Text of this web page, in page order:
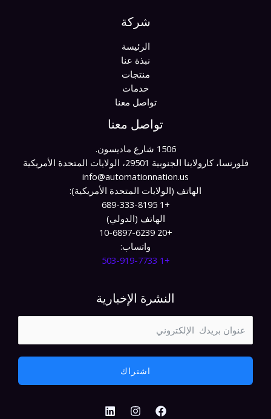
شركة
الرئيسة
نبذة عنا
منتجات
خدمات
تواصل معنا
تواصل معنا
1506 شارع ماديسون.
فلورنسا، كارولاينا الجنوبية 29501، الولايات المتحدة الأمريكية
info@automationnation.us​​
الهاتف (الولايات المتحدة الأمريكية):
+1 689-333-8195
الهاتف (الدولي)
+20 10-6897-6239
واتساب:
+1 503-919-7733​
النشرة الإخبارية
اشتراك